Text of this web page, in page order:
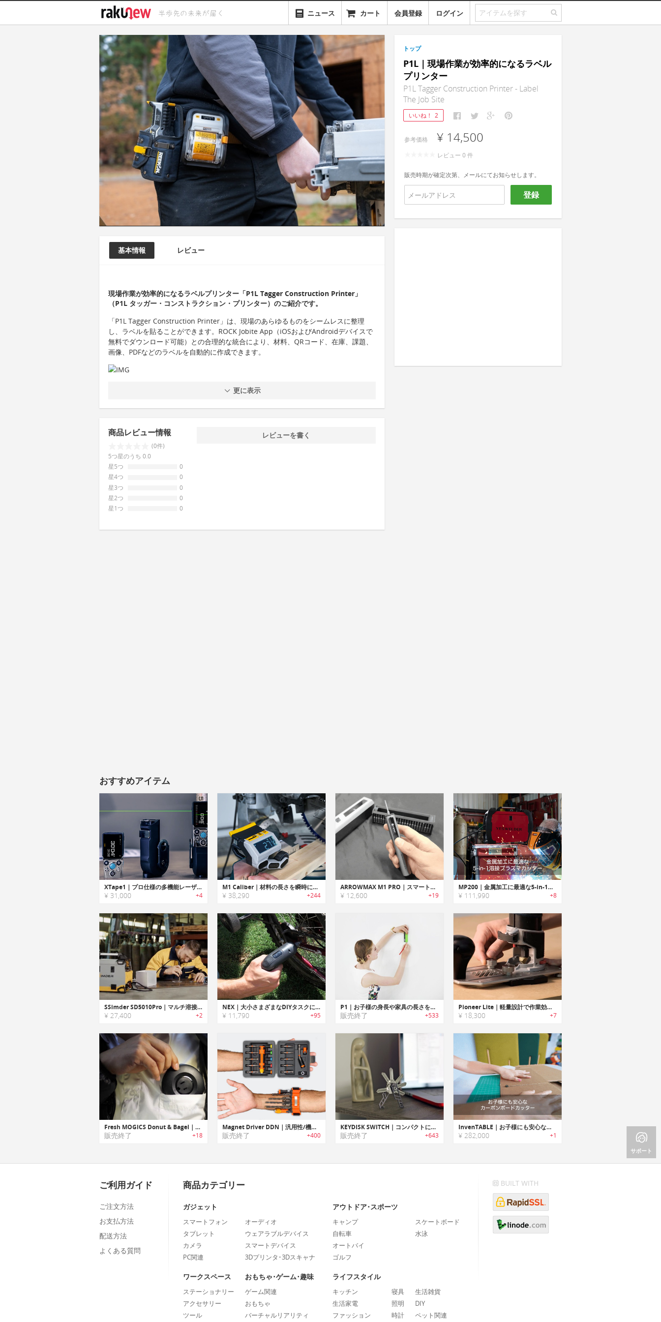
ニュース カート 会員登録 ログイン
基本情報 レビュー
現場作業が効率的になるラベルプリンター「P1L Tagger Construction Printer」
（P1L タッガー・コンストラクション・プリンター）のご紹介です。
「P1L Tagger Construction Printer」は、現場のあらゆるものをシームレスに整理
し、ラベルを貼ることができます。ROCK Jobite App（iOSおよびAndroidデバイスで
無料でダウンロード可能）との合理的な統合により、材料、QRコード、在庫、課題、
画像、PDFなどのラベルを自動的に作成できます。
更に表示
商品レビュー情報
(0件)
5つ星のうち 0.0
星5つ
0
星4つ
0
星3つ
0
星2つ
0
星1つ
0
レビューを書く
トップ
P1L｜現場作業が効率的になるラベル
プリンター
P1L Tagger Construction Printer - Label
The Job Site
いいね！ 2
参考価格 ¥ 14,500
レビュー 0 件
販売時期が確定次第、メールにてお知らせします。
登録
おすすめアイテム
XTape1｜プロ仕様の多機能レーザー距離計
¥ 31,000 +4
M1 Caliber｜材料の長さを瞬時に測れるDIYメジャー「M1キャリバー」
¥ 38,290 +244
ARROWMAX M1 PRO｜スマートモーションコントロール搭載の電動スクリュードライバー
¥ 12,600 +19
MP200｜金属加工に最適な5-in-1溶接プラズマカッター
¥ 111,990 +8
SSimder SD5010Pro｜マルチ溶接機、ホットステープラーとはんだこてが融合したデバイス
¥ 27,400 +2
NEX｜大小さまざまなDIYタスクに対応するスマートコントロール電動ドライバー「ネックスL1」
¥ 11,790 +95
P1｜お子様の身長や家具の長さを瞬時に計測可能なレーザー式スマートメジャー「ピーワン」
販売終了 +533
Pioneer Lite｜軽量設計で作業効率を高めるパイオニア用アタッチメント
¥ 18,300 +7
Fresh MOGICS Donut & Bagel｜機能進化したドーナツ型ケーブルタップ「フレッシュドーナツ&フレッシュベーグル」」
販売終了 +18
Magnet Driver DDN｜汎用性/機能性に優れたコンパクトなDIYツールセット「マグネットドライバーDDN」
販売終了 +400
KEYDISK SWITCH｜コンパクトに鍵を持ち運べるキーオーガナイザー「キーディスクスイッチ」
販売終了 +643
InvenTABLE｜お子様にも安心なカーボンボードカッター
¥ 282,000 +1
サポート
ご利用ガイド
ご注文方法
お支払方法
配送方法
よくある質問
商品カテゴリー
ガジェット
スマートフォン
タブレット
カメラ
PC関連
オーディオ
ウェアラブルデバイス
スマートデバイス
3Dプリンタ･3Dスキャナ
アウトドア･スポーツ
キャンプ
自転車
オートバイ
ゴルフ
スケートボード
水泳
ワークスペース
ステーショナリー
アクセサリー
ツール
おもちゃ･ゲーム･趣味
ゲーム関連
おもちゃ
バーチャルリアリティ
ライフスタイル
キッチン
生活家電
ファッション
寝具
照明
時計
生活雑貨
DIY
ペット関連
BUILT WITH